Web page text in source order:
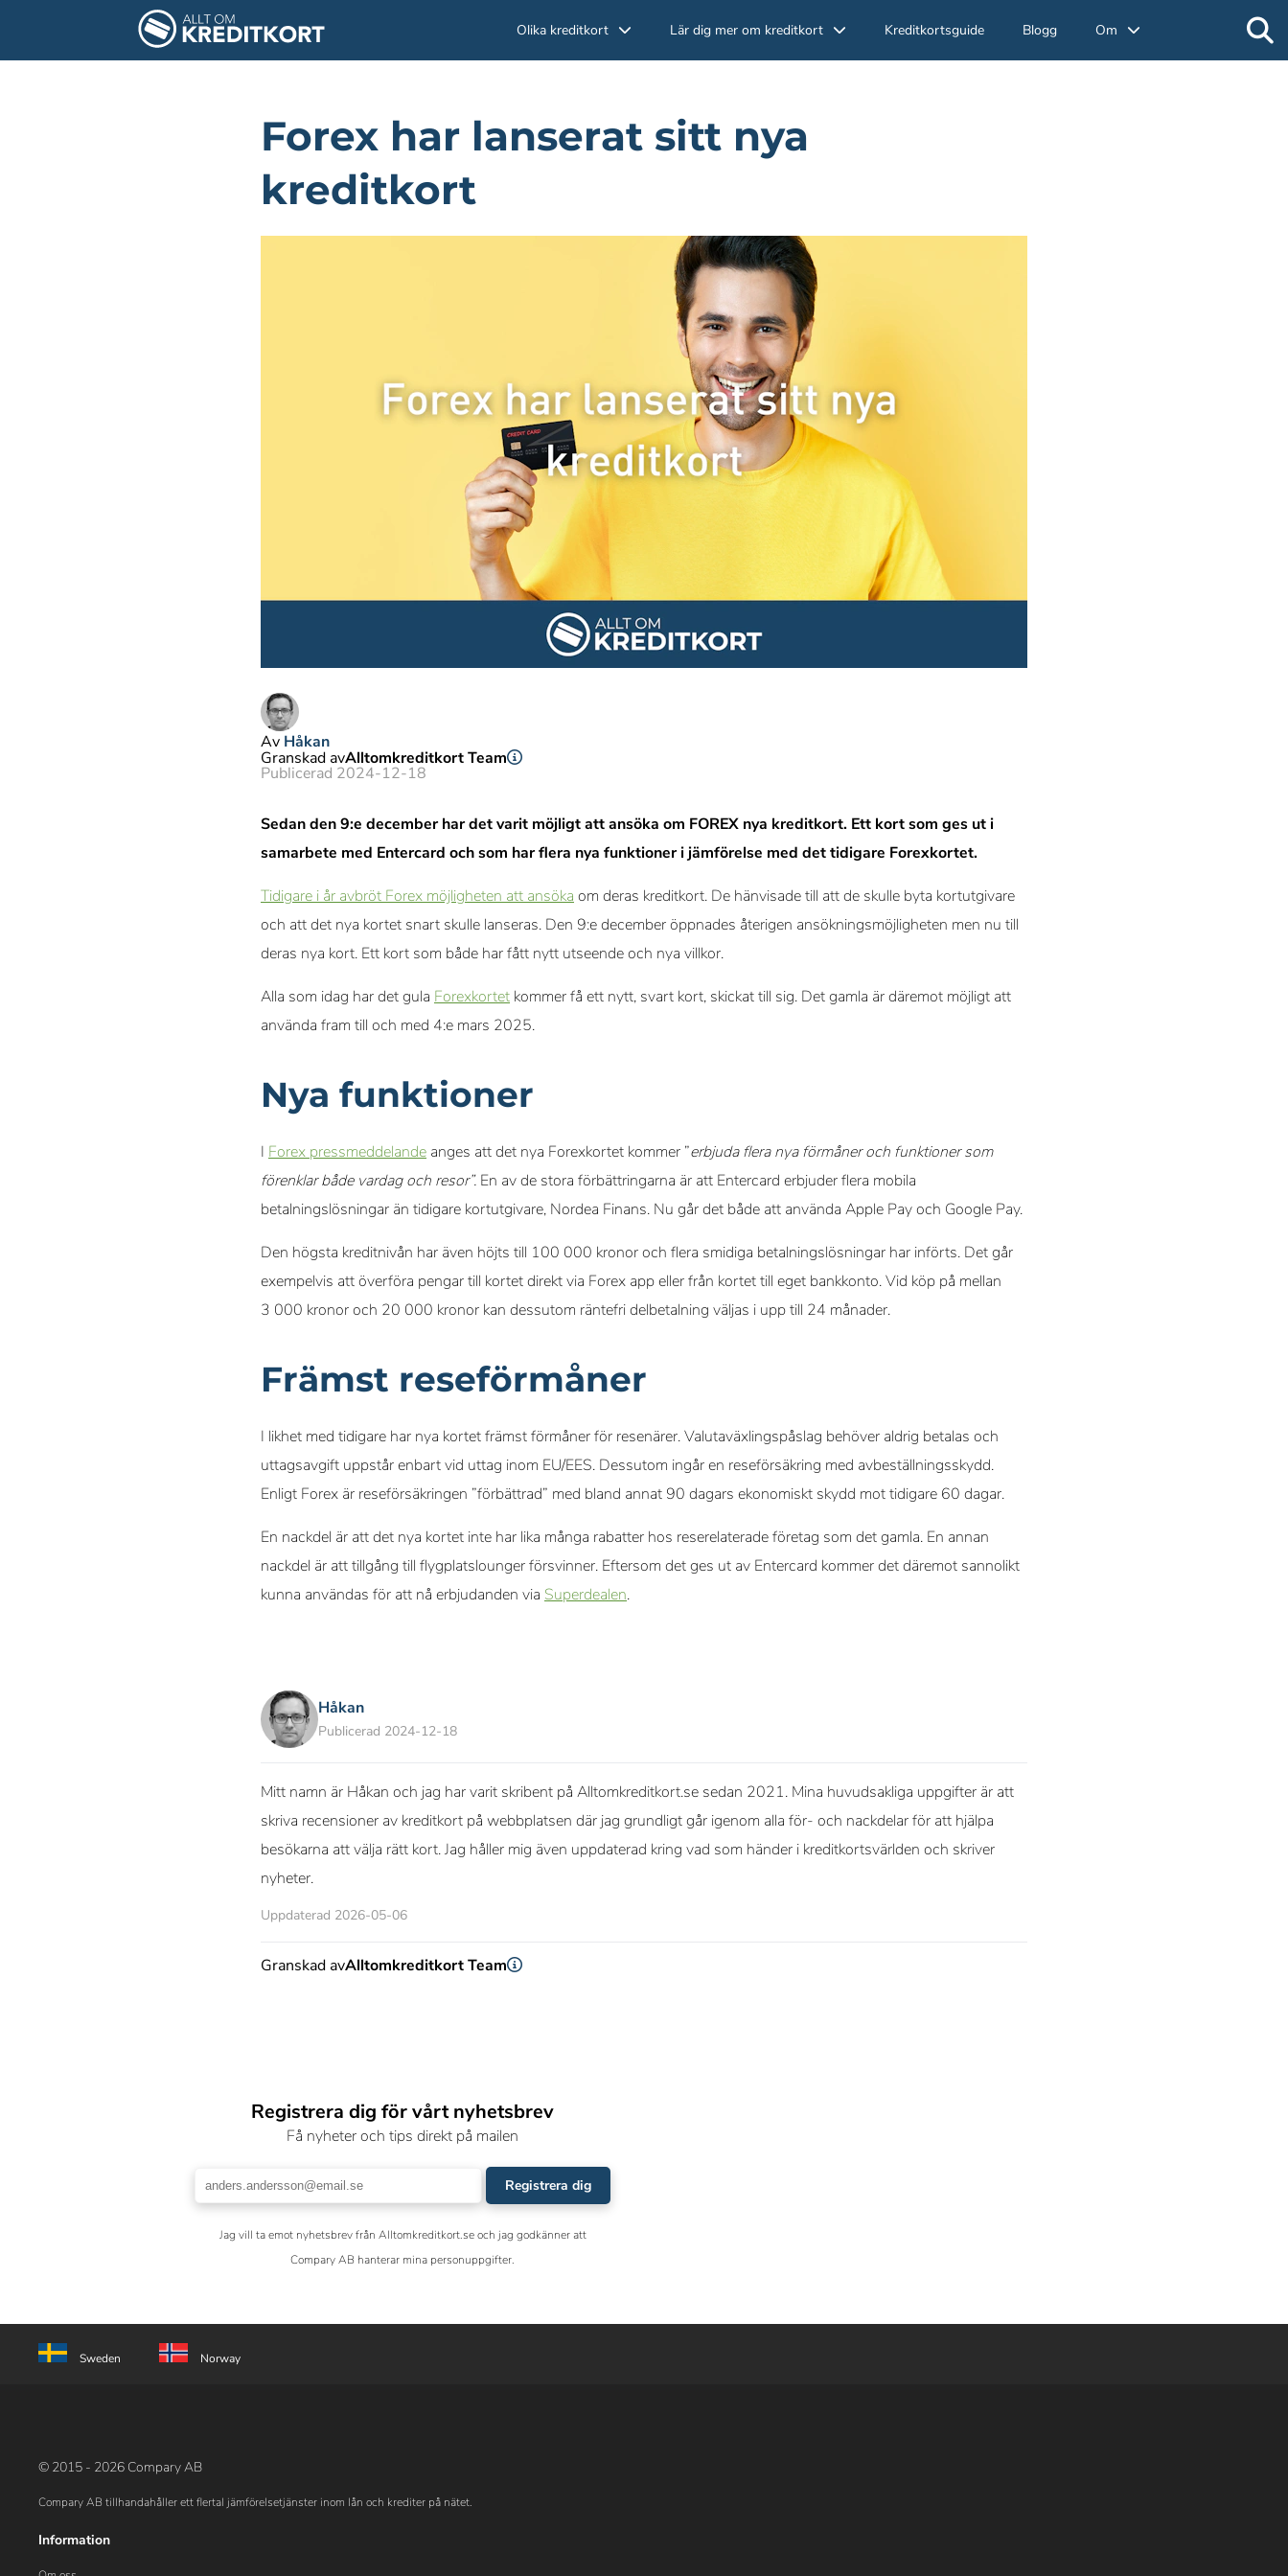
Olika kreditkort Lär dig mer om kreditkort Kreditkortsguide Blogg Om
Forex har lanserat sitt nya
kreditkort
Av Håkan
Granskad avAlltomkreditkort Team
Publicerad 2024-12-18
Sedan den 9:e december har det varit möjligt att ansöka om FOREX nya kreditkort. Ett kort som ges ut i
samarbete med Entercard och som har flera nya funktioner i jämförelse med det tidigare Forexkortet.
Tidigare i år avbröt Forex möjligheten att ansöka om deras kreditkort. De hänvisade till att de skulle byta kortutgivare
och att det nya kortet snart skulle lanseras. Den 9:e december öppnades återigen ansökningsmöjligheten men nu till
deras nya kort. Ett kort som både har fått nytt utseende och nya villkor.
Alla som idag har det gula Forexkortet kommer få ett nytt, svart kort, skickat till sig. Det gamla är däremot möjligt att
använda fram till och med 4:e mars 2025.
Nya funktioner
I Forex pressmeddelande anges att det nya Forexkortet kommer ”erbjuda flera nya förmåner och funktioner som
förenklar både vardag och resor”. En av de stora förbättringarna är att Entercard erbjuder flera mobila
betalningslösningar än tidigare kortutgivare, Nordea Finans. Nu går det både att använda Apple Pay och Google Pay.
Den högsta kreditnivån har även höjts till 100 000 kronor och flera smidiga betalningslösningar har införts. Det går
exempelvis att överföra pengar till kortet direkt via Forex app eller från kortet till eget bankkonto. Vid köp på mellan
3 000 kronor och 20 000 kronor kan dessutom räntefri delbetalning väljas i upp till 24 månader.
Främst reseförmåner
I likhet med tidigare har nya kortet främst förmåner för resenärer. Valutaväxlingspåslag behöver aldrig betalas och
uttagsavgift uppstår enbart vid uttag inom EU/EES. Dessutom ingår en reseförsäkring med avbeställningsskydd.
Enligt Forex är reseförsäkringen ”förbättrad” med bland annat 90 dagars ekonomiskt skydd mot tidigare 60 dagar.
En nackdel är att det nya kortet inte har lika många rabatter hos reserelaterade företag som det gamla. En annan
nackdel är att tillgång till flygplatslounger försvinner. Eftersom det ges ut av Entercard kommer det däremot sannolikt
kunna användas för att nå erbjudanden via Superdealen.
Håkan
Publicerad 2024-12-18
Mitt namn är Håkan och jag har varit skribent på Alltomkreditkort.se sedan 2021. Mina huvudsakliga uppgifter är att
skriva recensioner av kreditkort på webbplatsen där jag grundligt går igenom alla för- och nackdelar för att hjälpa
besökarna att välja rätt kort. Jag håller mig även uppdaterad kring vad som händer i kreditkortsvärlden och skriver
nyheter.
Uppdaterad 2026-05-06
Granskad avAlltomkreditkort Team
Registrera dig för vårt nyhetsbrev
Få nyheter och tips direkt på mailen
Registrera dig
Jag vill ta emot nyhetsbrev från Alltomkreditkort.se och jag godkänner att
Compary AB hanterar mina personuppgifter.
Sweden Norway
© 2015 - 2026 Compary AB
Compary AB tillhandahåller ett flertal jämförelsetjänster inom lån och krediter på nätet.
Information